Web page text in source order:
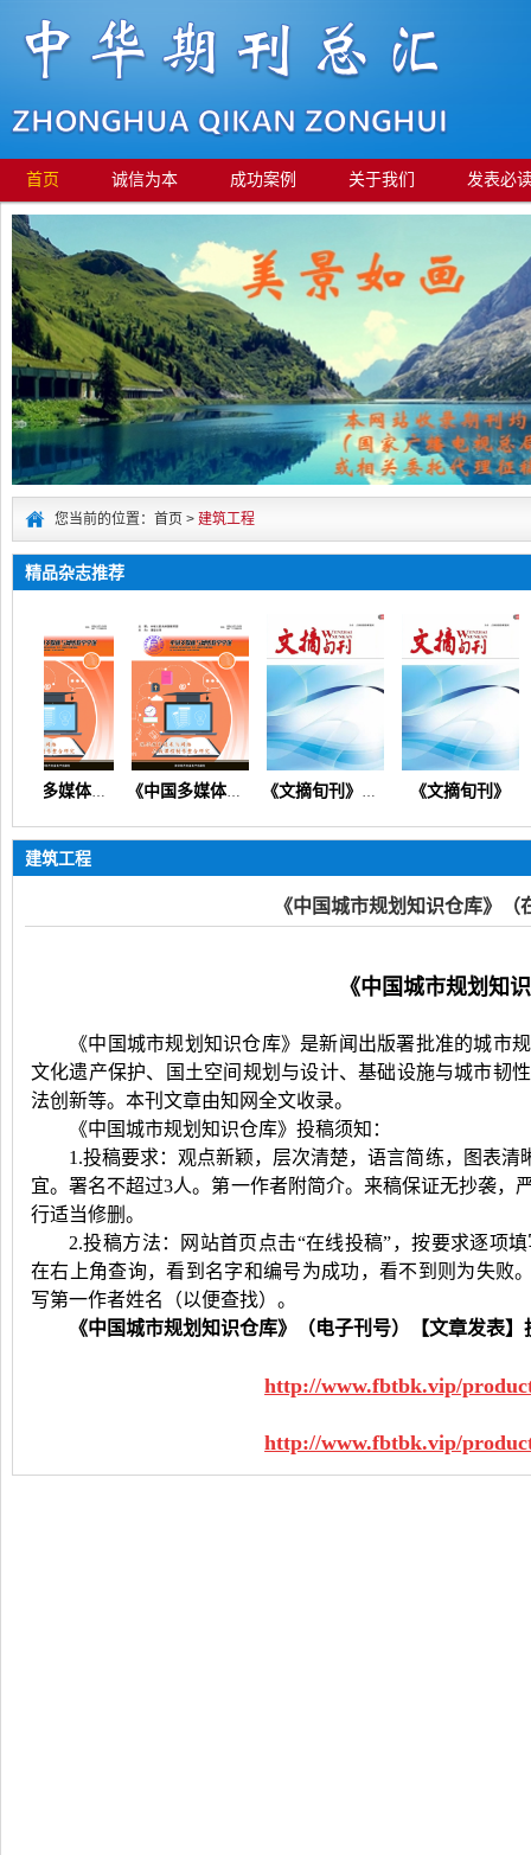
首页 诚信为本 成功案例 关于我们 发表必
您当前的位置：首页 > 建筑工程
精品杂志推荐
《中国多媒体与网络教学学报》（在线投稿） 《中国多媒体与网络教学学报》 《文摘旬刊》（教育创新思政德育教学教研课程改革） 《文摘旬刊》
建筑工程
《中国城市规划知识仓库》（
《中国城市规划知
《中国城市规划知识仓库》是新闻出版署批准的城市
文化遗产保护、国土空间规划与设计、基础设施与城市韧
法创新等。本刊文章由知网全文收录。
《中国城市规划知识仓库》投稿须知：
1.投稿要求：观点新颖，层次清楚，语言简练，图表清
宜。署名不超过3人。第一作者附简介。来稿保证无抄袭，
行适当修删。
2.投稿方法：网站首页点击“在线投稿”，按要求逐项
在右上角查询，看到名字和编号为成功，看不到则为失败
写第一作者姓名（以便查找）。
《中国城市规划知识仓库》
（电子刊号） 【文章发表
http://www.fbtbk.vip/
http://www.fbtbk.vip/